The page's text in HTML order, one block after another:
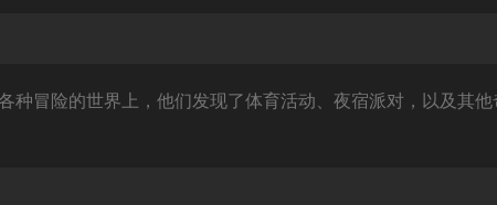
种冒险的世界上，他们发现了体育活动、夜宿派对，以及其他